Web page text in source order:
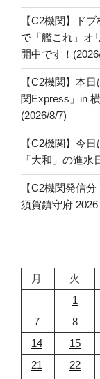
【C2機関】ド
で「艦これ」オ
開中です！
【C2機関】本
関Express」in
(2026/8/7)
【C2機関】今
「大和」の進水
【C2機関発信
須賀鎮守府
月
火
1
7
8
14
15
21
22